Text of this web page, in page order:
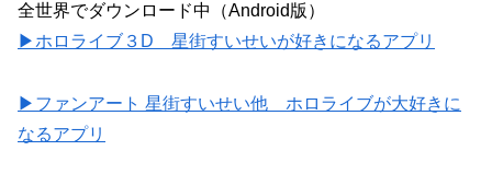
全世界でダウンロード中（Android版）
▶ホロライブ３D 星街すいせいが好きになるアプリ
▶ファンアート 星街すいせい他 ホロライブが大好きに
なるアプリ